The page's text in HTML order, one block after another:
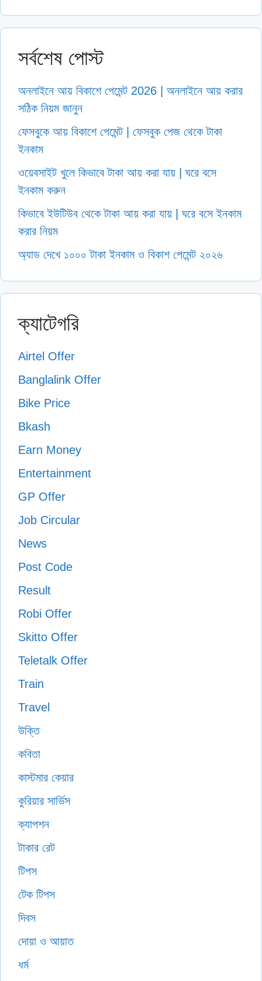
সর্বশেষ পোস্ট
অনলাইনে আয় বিকাশে পেমেন্ট 2026 | অনলাইনে আয় করার
সঠিক নিয়ম জানুন
ফেসবুকে আয় বিকাশে পেমেন্ট | ফেসবুক পেজ থেকে টাকা
ইনকাম
ওয়েবসাইট খুলে কিভাবে টাকা আয় করা যায় | ঘরে বসে
ইনকাম করুন
কিভাবে ইউটিউব থেকে টাকা আয় করা যায় | ঘরে বসে ইনকাম
করার নিয়ম
অ্যাড দেখে ১০০০ টাকা ইনকাম ও বিকাশ পেমেন্ট ২০২৬
ক্যাটেগরি
Airtel Offer
Banglalink Offer
Bike Price
Bkash
Earn Money
Entertainment
GP Offer
Job Circular
News
Post Code
Result
Robi Offer
Skitto Offer
Teletalk Offer
Train
Travel
উক্তি
কবিতা
কাস্টমার কেয়ার
কুরিয়ার সার্ভিস
ক্যাপশন
টাকার রেট
টিপস
টেক টিপস
দিবস
দোয়া ও আয়াত
ধর্ম